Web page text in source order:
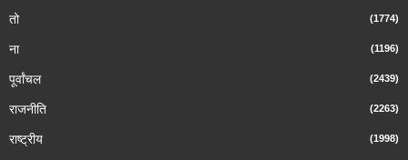
तो (1774)
ना (1196)
पूर्वांचल (2439)
राजनीति (2263)
राष्ट्रीय (1998)